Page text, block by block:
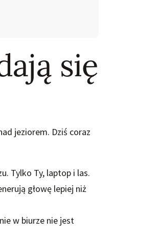
się
jeziorem. Dziś coraz
Tylko Ty, laptop i las.
głowę lepiej niż
w biurze nie jest